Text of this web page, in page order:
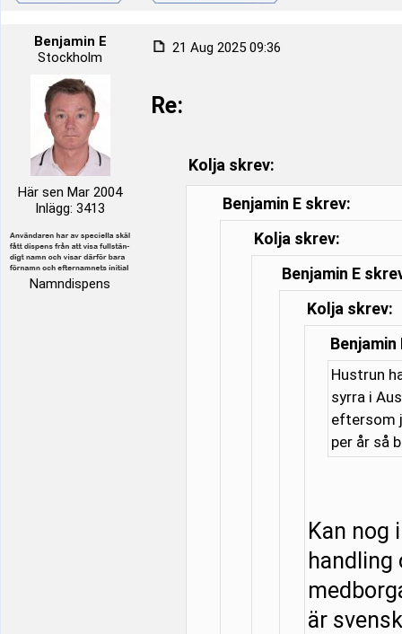
Benjamin E
Stockholm
Här sen Mar 2004
Inlägg: 3413
Namndispens
21 Aug 2025 09:36
Re:
Kolja skrev:
Benjamin E skrev:
Kolja skrev:
Benjamin E
Kolja skrev:
Benjamin
Hustrun
syrra i
eftersom
per år så
Kan nog
är